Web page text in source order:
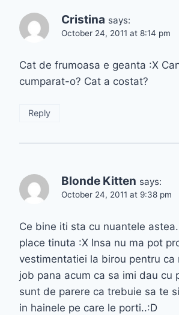
Cristina says:
October 24, 2011 at 8:14 pm
Cat de frumoasa e geanta :X
cumparat-o? Cat a costat?
Reply
Blonde Kitten says:
October 24, 2011 at 9:38 pm
Ce bine iti sta cu nuantele
place tinuta :X Insa nu ma pot
vestimentatiei la birou pentru ca
job pana acum ca sa imi dau cu
sunt de parere ca trebuie sa te
in hainele pe care le porti..:D